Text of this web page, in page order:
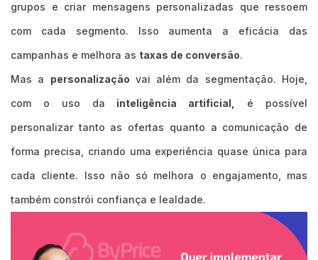
grupos e criar mensagens personalizadas que ressoem
com cada segmento. Isso aumenta a eficácia das
campanhas e melhora as taxas de conversão.
Mas a personalização vai além da segmentação. Hoje,
com o uso da inteligência artificial,
é possível
personalizar tanto as ofertas quanto a comunicação de
forma precisa, criando uma experiência quase única para
cada cliente. Isso não só melhora o engajamento, mas
também constrói confiança e lealdade.